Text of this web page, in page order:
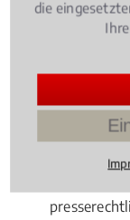
Werken
Werke zum
Problem
die